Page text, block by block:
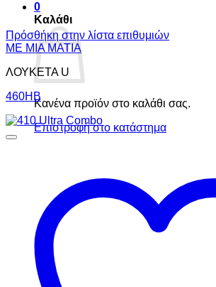
0
Καλάθι
Κανένα προϊόν στο καλάθι σας.
Επιστροφή στο κατάστημα
Πρόσθήκη στην λίστα επιθυμιών
ΜΕ ΜΙΑ ΜΑΤΙΑ
ΛΟΥΚΕΤΑ U
460ΗΒ